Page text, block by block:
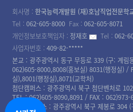
회사명 : 한국능력개발원 (재)호남직업전문학
Tel : 062-605-8000 Fax : 062-605-8071
개인정보보호책임자 : 정재호 Tel : 062-
사업자번호 : 409-82-*****
본교 : 광주광역시 동구 무등로 339 (구: 계
062)605-8000,8008(홍보실) 8031(행정실) /
실),8001(행정실),8071(교학처)
첨단캠퍼스 : 광주광역시 북구 첨단벤처로
TEL : 062)605-8090,8091 / FAX : 062)973-
북광주캠퍼스 : 광주광역시 북구 제봉로